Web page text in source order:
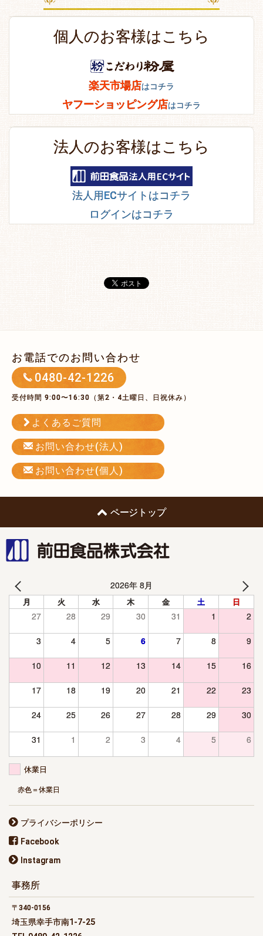
個人のお客様はこちら
楽天市場店はコチラ
ヤフーショッピング店はコチラ
法人のお客様はこちら
法人用ECサイトはコチラ
ログインはコチラ
お電話でのお問い合わせ
0480-42-1226
受付時間 9:00〜16:30（第2・4土曜日、日祝休み）
よくあるご質問
お問い合わせ(法人)
お問い合わせ(個人)
ページトップ
2026年 8月
月 火 水 木 金 土 日
27 28 29 30 31 1 2
3 4 5 6 7 8 9
10 11 12 13 14 15 16
17 18 19 20 21 22 23
24 25 26 27 28 29 30
31 1 2 3 4 5 6
休業日
赤色＝休業日
プライバシーポリシー
Facebook
Instagram
事務所
340-0156
埼玉県幸手市南1-7-25